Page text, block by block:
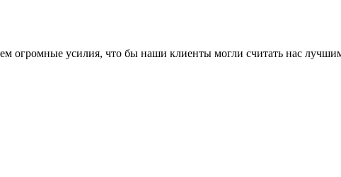
огромные усилия, что бы наши клиенты могли считать нас